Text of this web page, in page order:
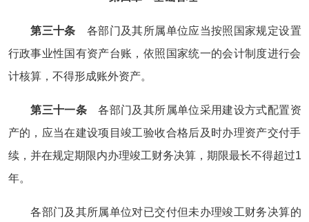
第三十条 各部门及其所属单位应当按照国家规定设置
行政事业性国有资产台账，依照国家统一的会计制度进行会
计核算，不得形成账外资产。
第三十一条 各部门及其所属单位采用建设方式配置资
产的，应当在建设项目竣工验收合格后及时办理资产交付手
续，并在规定期限内办理竣工财务决算，期限最长不得超过1
年。
各部门及其所属单位对已交付但未办理竣工财务决算的